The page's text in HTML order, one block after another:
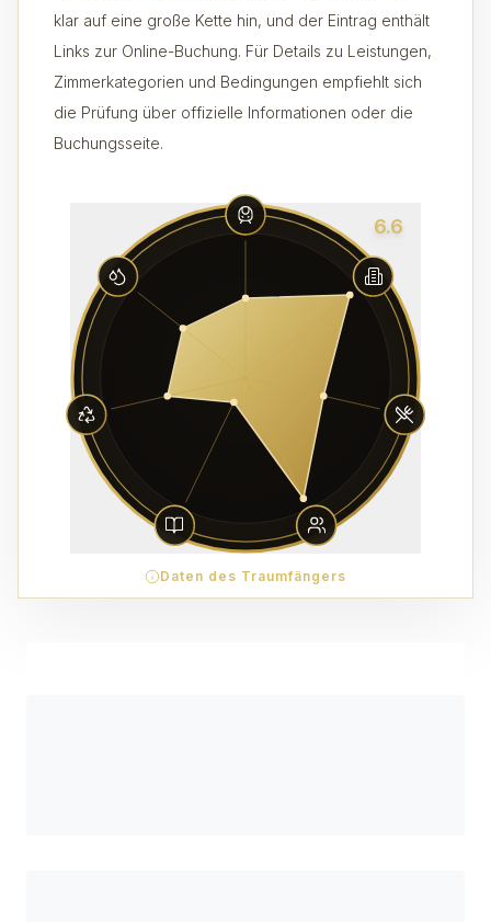
klar auf eine große Kette hin, und der Eintrag enthält
Links zur Online-Buchung. Für Details zu Leistungen,
Zimmerkategorien und Bedingungen empfiehlt sich
die Prüfung über offizielle Informationen oder die
Buchungsseite.
6.6
Daten des Traumfängers